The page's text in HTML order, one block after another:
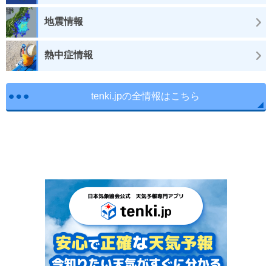
地震情報
熱中症情報
tenki.jpの全情報はこちら